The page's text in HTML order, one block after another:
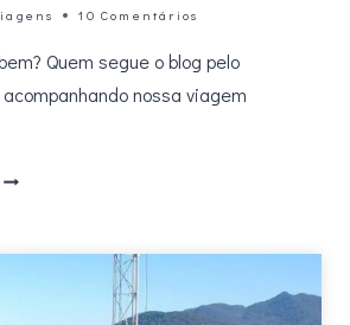
10 Comentários
Quem segue o blog pelo
nossa viagem